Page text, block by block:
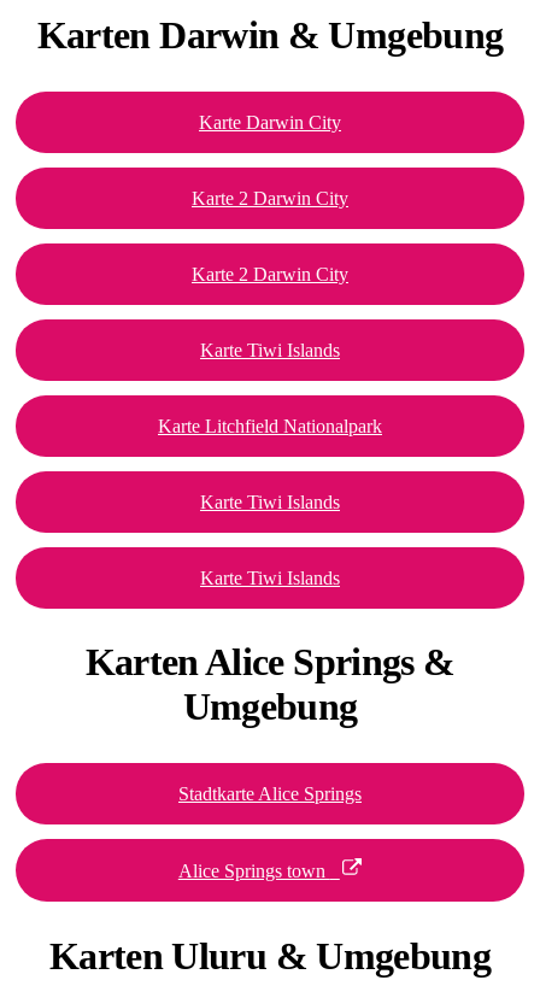
Karten Darwin & Umgebung
Karte Darwin City
Karte 2 Darwin City
Karte 2 Darwin City
Karte Tiwi Islands
Karte Litchfield Nationalpark
Karte Tiwi Islands
Karte Tiwi Islands
Karten Alice Springs &
Umgebung
Stadtkarte Alice Springs
Alice Springs town
Karten Uluru & Umgebung